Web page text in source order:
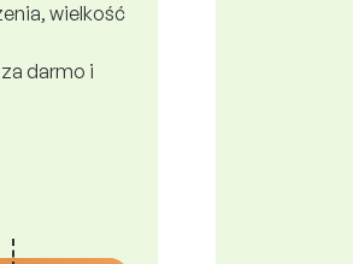
wielkość
darmo i